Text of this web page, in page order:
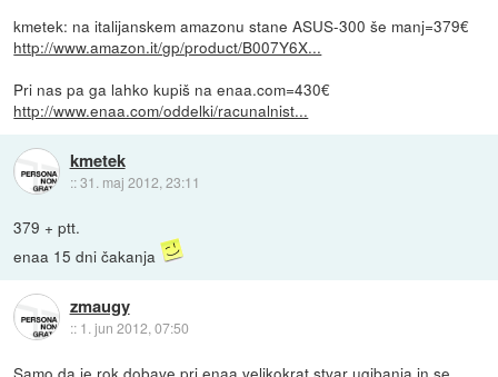
kmetek: na italijanskem amazonu stane ASUS-300 še manj=379€
http://www.amazon.it/gp/product/B007Y6X...
Pri nas pa ga lahko kupiš na enaa.com=430€
http://www.enaa.com/oddelki/racunalnist...
kmetek
::31. maj 2012, 23:11
379 + ptt.
enaa 15 dni čakanja
zmaugy
:: 1. jun 2012, 07:50
Samo da je rok dobave pri enaa velikokrat stvar ugibanja in se